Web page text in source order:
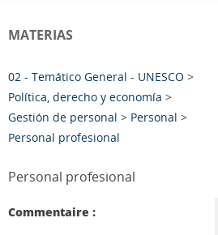
MATERIAS
02 - Temático General - UNESCO >
Política, derecho y economía >
Gestión de personal > Personal >
Personal profesional
Personal profesional
Commentaire :